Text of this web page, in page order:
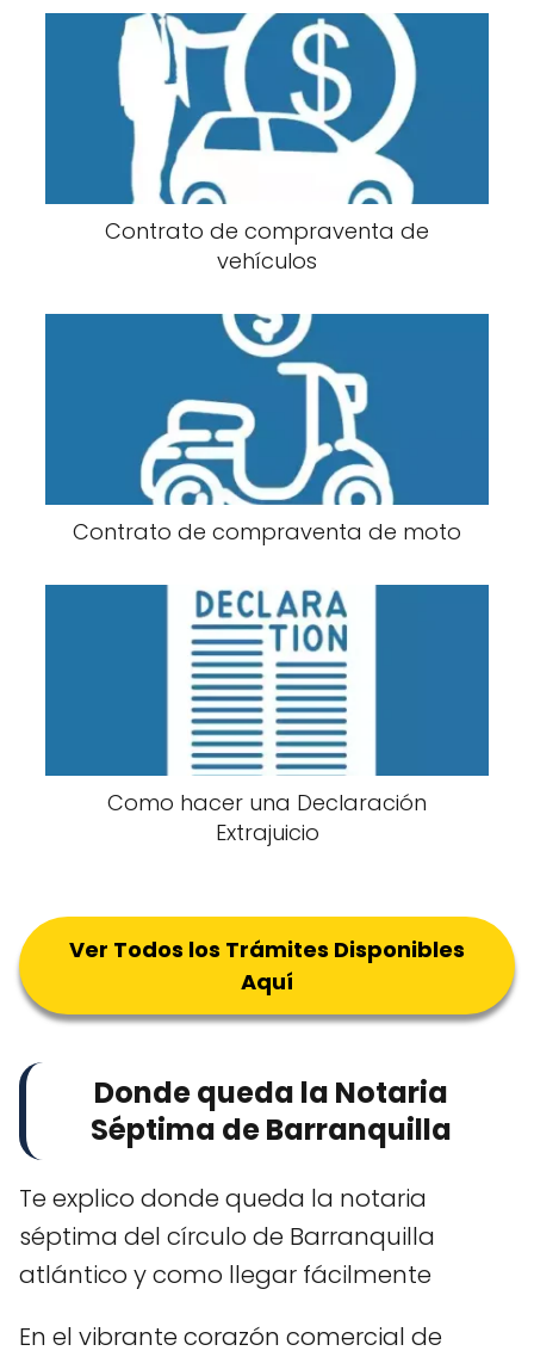
Contrato de compraventa de
vehículos
Contrato de compraventa de moto
Como hacer una Declaración
Extrajuicio
Ver Todos los Trámites Disponibles
Aquí
Donde queda la Notaria
Séptima de Barranquilla
Te explico donde queda la notaria
séptima del círculo de Barranquilla
atlántico y como llegar fácilmente
En el vibrante corazón comercial de